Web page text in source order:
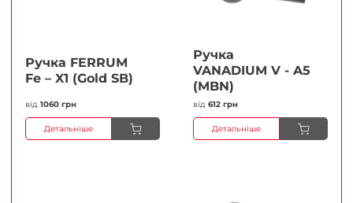
Ручка FERRUМ
Fe – X1 (Gold SB)
від 1060 грн
Детальніше
Ручка
VANADIUM V - A5
(MBN)
від 612 грн
Детальніше